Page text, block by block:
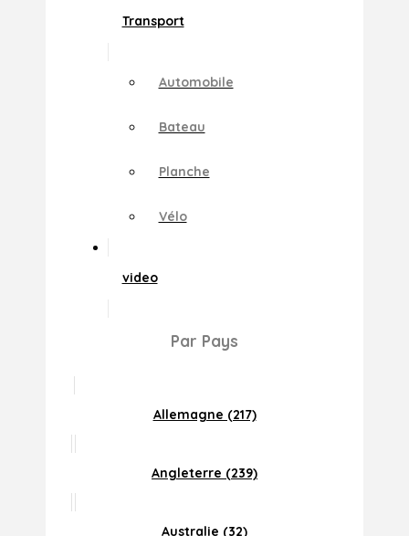
Transport
Automobile
Bateau
Planche
Vélo
video
Par Pays
Allemagne (217)
Angleterre (239)
Australie (32)